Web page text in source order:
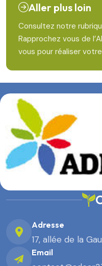
Aller plus loin
Consultez notre
Rapprochez vous de
vous pour réaliser
Adresse
17, allée de la
Email